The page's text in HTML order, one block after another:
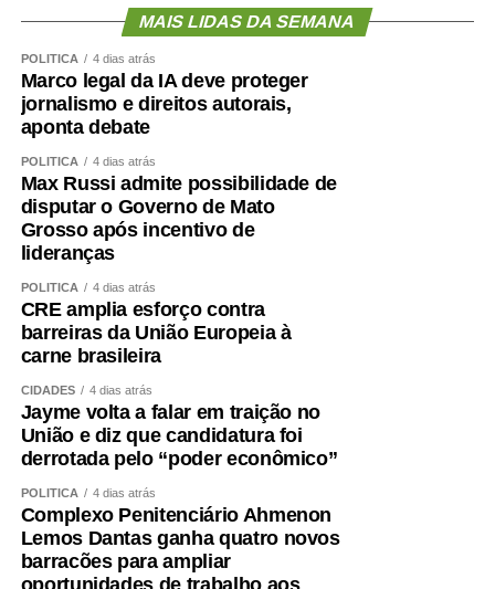
MAIS LIDAS DA SEMANA
POLÍTICA 4 dias atrás
Marco legal da IA deve proteger
jornalismo e direitos autorais,
aponta debate
POLÍTICA 4 dias atrás
Max Russi admite possibilidade de
disputar o Governo de Mato
Grosso após incentivo de
lideranças
POLÍTICA 4 dias atrás
CRE amplia esforço contra
barreiras da União Europeia à
carne brasileira
CIDADES 4 dias atrás
Jayme volta a falar em traição no
União e diz que candidatura foi
derrotada pelo “poder econômico”
POLÍTICA 4 dias atrás
Complexo Penitenciário Ahmenon
Lemos Dantas ganha quatro novos
barracões para ampliar
oportunidades de trabalho aos